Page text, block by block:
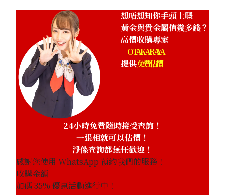
想唔想知你手頭上嘅
黃金與貴金屬值幾多錢？
高價收購專家
「OTAKARAYA」
提供免費估價
24小時免費隨時接受查詢！
一張相就可以估價！
淨係查詢都無任歡迎！
感謝您使用 WhatsApp 預約我們的服務！
收購金額
加碼35% 優惠活動進行中！